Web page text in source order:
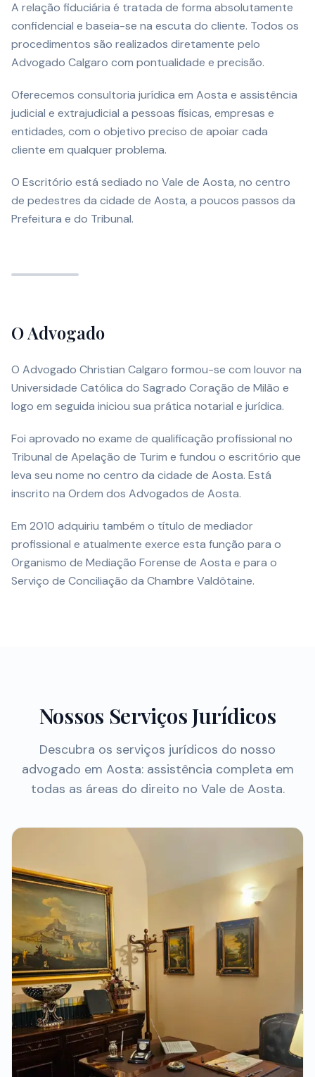
A relação fiduciária é tratada de forma absolutamente
confidencial e baseia-se na escuta do cliente. Todos os
procedimentos são realizados diretamente pelo
Advogado Calgaro com pontualidade e precisão.
Oferecemos consultoria jurídica em Aosta e assistência
judicial e extrajudicial a pessoas físicas, empresas e
entidades, com o objetivo preciso de apoiar cada
cliente em qualquer problema.
O Escritório está sediado no Vale de Aosta, no centro
de pedestres da cidade de Aosta, a poucos passos da
Prefeitura e do Tribunal.
O Advogado
O Advogado Christian Calgaro formou-se com louvor na
Universidade Católica do Sagrado Coração de Milão e
logo em seguida iniciou sua prática notarial e jurídica.
Foi aprovado no exame de qualificação profissional no
Tribunal de Apelação de Turim e fundou o escritório que
leva seu nome no centro da cidade de Aosta. Está
inscrito na Ordem dos Advogados de Aosta.
Em 2010 adquiriu também o título de mediador
profissional e atualmente exerce esta função para o
Organismo de Mediação Forense de Aosta e para o
Serviço de Conciliação da Chambre Valdôtaine.
Nossos Serviços Jurídicos
Descubra os serviços jurídicos do nosso
advogado em Aosta: assistência completa em
todas as áreas do direito no Vale de Aosta.